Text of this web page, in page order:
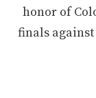
honor of
finals